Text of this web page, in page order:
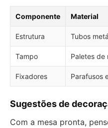
Componente Material
Estrutura Tubos
Tampo Paletes de
Fixadores Parafusos
Sugestões de
Com a mesa pronta,